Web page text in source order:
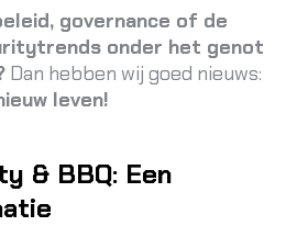
governance of de
onder het genot
Dan hebben wij goed nieuws:
leven!
& BBQ: Een